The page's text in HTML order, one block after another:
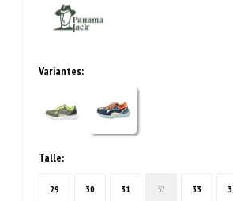
Variantes:
Talle:
29 30 31 32 33